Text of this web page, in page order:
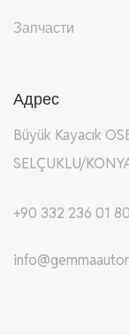
Запчасти
Адрес
Büyük Kayacık
SELÇUKLU/
+90 332 236 01 80